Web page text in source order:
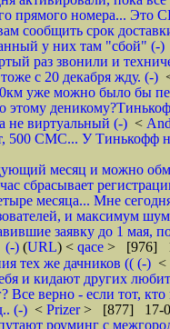
прямого номера... Это
сообщить срок
у них там "сбой" (-)
раз звонили и
с 20 декабря жду. (-)
уже можно было бы
этому
не виртуальный (-) <
500 СМС... У Тинькофф
месяц и можно
сбрасывает
месяца... Мне
и максимум
заявку до 1 мая,
(-) (URL) < qace > [976]
тех же дачников (( (-) <
и кидают других
Все верно - если тот,
(-) < Prizer> [877] 17-
путают роуминг с